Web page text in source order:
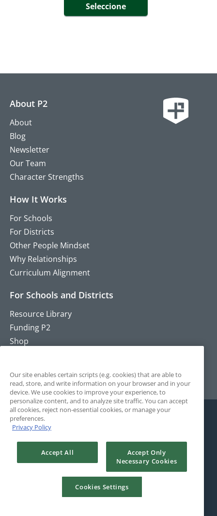
Seleccione
About P2
About
Blog
Newsletter
Our Team
Character Strengths
How It Works
For Schools
For Districts
Other People Mindset
Why Relationships
Curriculum Alignment
For Schools and Districts
Resource Library
Funding P2
Shop
Terms and Conditions
Our site enables certain scripts (e.g. cookies) that are able to
read, store, and write information on your browser and in your
device. We use cookies to improve your experience, to
personalize content, and to analyze site traffic. You can accept
all cookies, reject non-essential cookies, or manage your
preferences.
Privacy Policy
Accept All
Accept Only
Necessary Cookies
Cookies Settings